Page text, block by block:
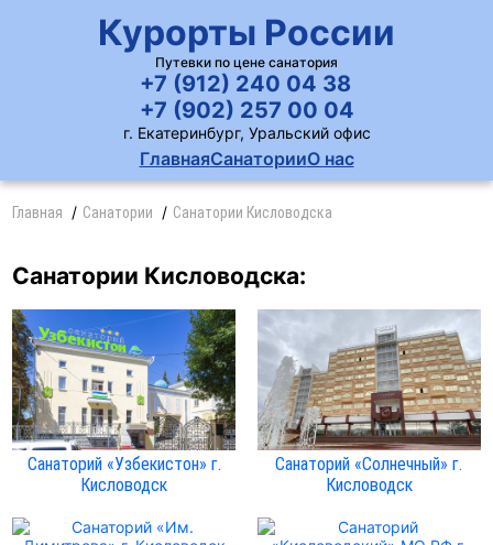
Курорты России
Путевки по цене санатория
ГлавнаяСанаторииО нас
+7 (912) 240 04 38
+7 (902) 257 00 04
г. Екатеринбург, Уральский офис
Главная Санатории Санатории Кисловодска
Санатории Кисловодска:
Санаторий «Узбекистон» г.
Кисловодск
Санаторий «Солнечный» г.
Кисловодск